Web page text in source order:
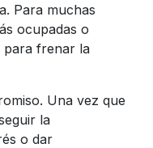
Para muchas
ocupadas o
para frenar la
Una vez que
la
o dar